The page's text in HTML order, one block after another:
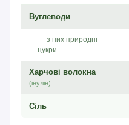
Вуглеводи
— з них природні
цукри
Харчові волокна
(інулін)
Сіль